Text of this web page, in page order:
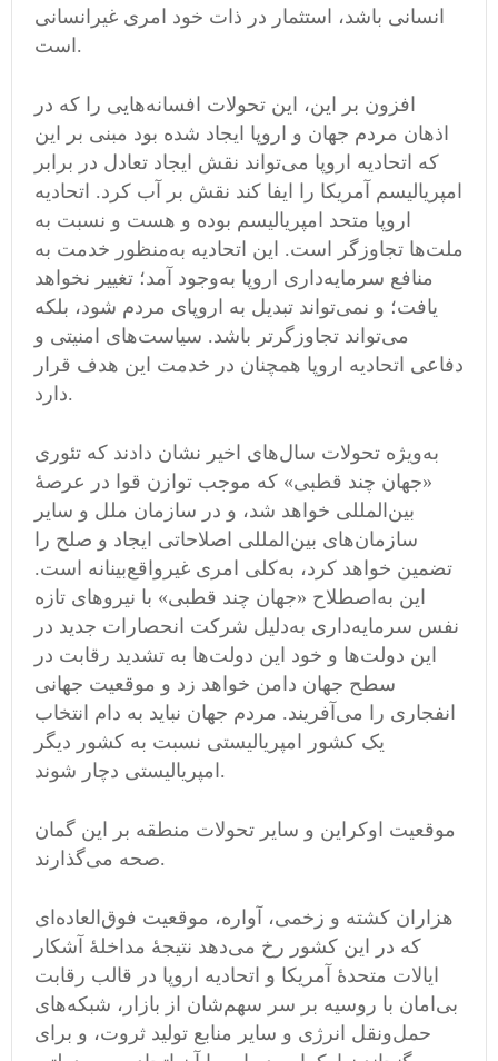
انسانی باشد، استثمار در ذات خود امری غیرانسانی
است.
افزون بر این، این تحولات افسانه‌هایی را که در
اذهان مردم جهان و اروپا ایجاد شده بود مبنی بر این
که اتحادیه اروپا می‌تواند نقش ایجاد تعادل در برابر
امپریالیسم آمریکا را ایفا کند نقش بر آب کرد. اتحادیه
اروپا متحد امپریالیسم بوده و هست و نسبت به
ملت‌ها تجاوزگر است. این اتحادیه به‌منظور خدمت به
منافع سرمایه‌داری اروپا به‌وجود آمد؛ تغییر نخواهد
یافت؛ و نمی‌تواند تبدیل به اروپای مردم شود، بلکه
می‌تواند تجاوزگرتر باشد. سیاست‌های امنیتی و
دفاعی اتحادیه اروپا همچنان در خدمت این هدف قرار
دارد.
به‌ویژه تحولات سال‌های اخیر نشان دادند که تئوری
«جهان چند قطبی» که موجب توازن قوا در عرصهٔ
بین‌المللی خواهد شد، و در سازمان ملل و سایر
سازمان‌های بین‌المللی اصلاحاتی ایجاد و صلح را
تضمین خواهد کرد، به‌کلی امری غیرواقع‌بینانه است.
این به‌اصطلاح «جهان چند قطبی» با نیروهای تازه
نفس سرمایه‌داری به‌دلیل شرکت انحصارات جدید در
این دولت‌ها و خود این دولت‌ها به تشدید رقابت در
سطح جهان دامن خواهد زد و موقعیت جهانی
انفجاری را می‌آفریند. مردم جهان نباید به دام انتخاب
یک کشور امپریالیستی نسبت به کشور دیگر
امپریالیستی دچار شوند.
موقعیت اوکراین و سایر تحولات منطقه بر این گمان
صحه می‌گذارند.
هزاران کشته و زخمی‌، آواره، موقعیت فوق‌العاده‌ای
که در این کشور رخ می‌دهد نتیجهٔ مداخلهٔ آشکار
ایالات متحدهٔ آمریکا و اتحادیه اروپا در قالب رقابت
بی‌امان با روسیه بر سر سهم‌شان از بازار، شبکه‌های
حمل‌و‌نقل انرژی و سایر منابع تولید ثروت، و برای